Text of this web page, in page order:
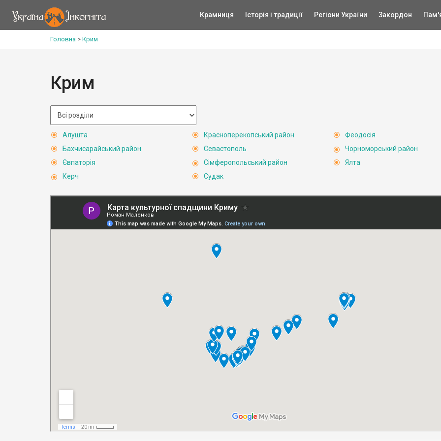
Крамниця Історія і традиції Регіони України Закордон
Головна > Крим
Крим
Алушта
Бахчисарайський район
Євпаторія
Керч
Красноперекопський район
Севастополь
Сімферопольський район
Судак
Феодосія
Чорноморський район
Ялта